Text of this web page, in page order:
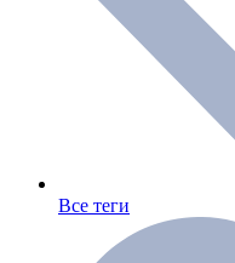
Все теги